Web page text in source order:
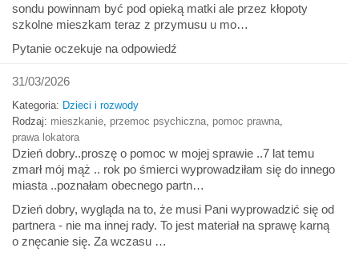
sondu powinnam być pod opieką matki ale przez kłopoty
szkolne mieszkam teraz z przymusu u mo…
Pytanie oczekuje na odpowiedź
31/03/2026
Kategoria: Dzieci i rozwody
Rodzaj: mieszkanie przemoc psychiczna pomoc prawna
prawa lokatora
Dzień dobry..proszę o pomoc w mojej sprawie ..7 lat temu
zmarł mój mąż .. rok po śmierci wyprowadziłam się do innego
miasta ..poznałam obecnego partn…
Dzień dobry, wygląda na to, że musi Pani wyprowadzić się od
partnera - nie ma innej rady. To jest materiał na sprawę karną
o znęcanie się. Za wczasu …